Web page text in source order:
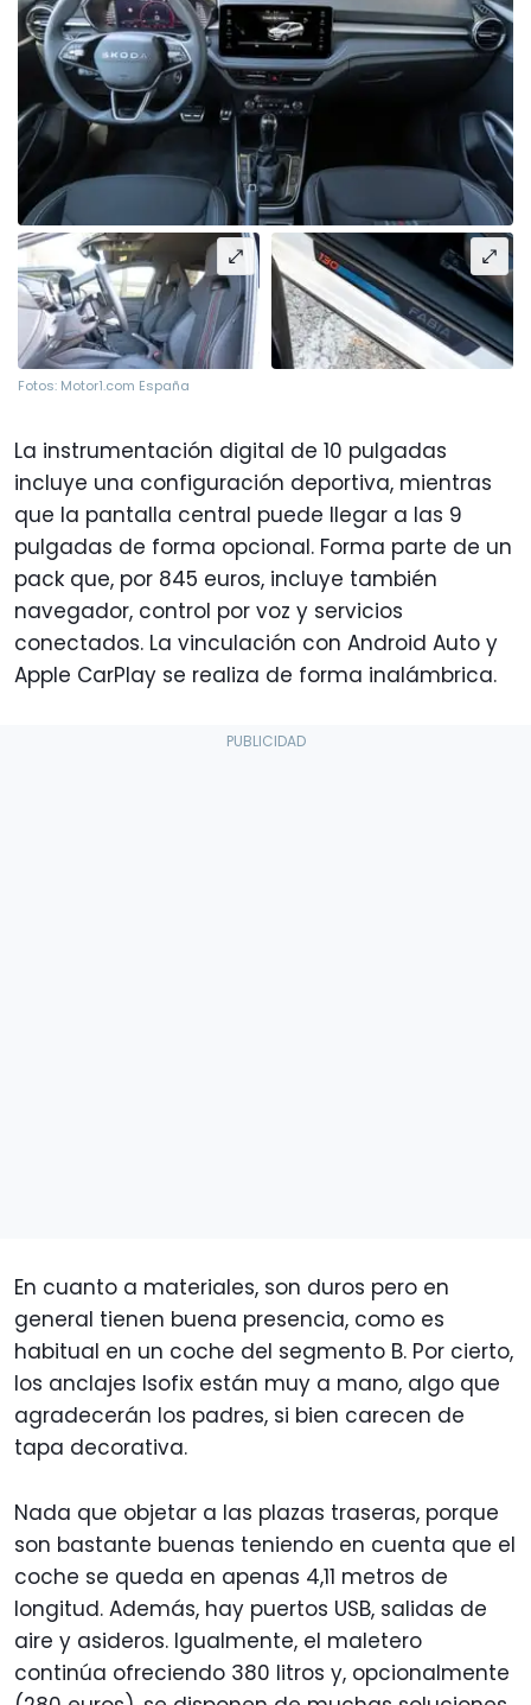
Fotos: Motor1.com España
La instrumentación digital de 10 pulgadas
incluye una configuración deportiva, mientras
que la pantalla central puede llegar a las 9
pulgadas de forma opcional. Forma parte de un
pack que, por 845 euros, incluye también
navegador, control por voz y servicios
conectados. La vinculación con Android Auto y
Apple CarPlay se realiza de forma inalámbrica.
En cuanto a materiales, son duros pero en
general tienen buena presencia, como es
habitual en un coche del segmento B. Por cierto,
los anclajes Isofix están muy a mano, algo que
agradecerán los padres, si bien carecen de
tapa decorativa.
Nada que objetar a las plazas traseras, porque
son bastante buenas teniendo en cuenta que el
coche se queda en apenas 4,11 metros de
longitud. Además, hay puertos USB, salidas de
aire y asideros. Igualmente, el maletero
continúa ofreciendo 380 litros y, opcionalmente